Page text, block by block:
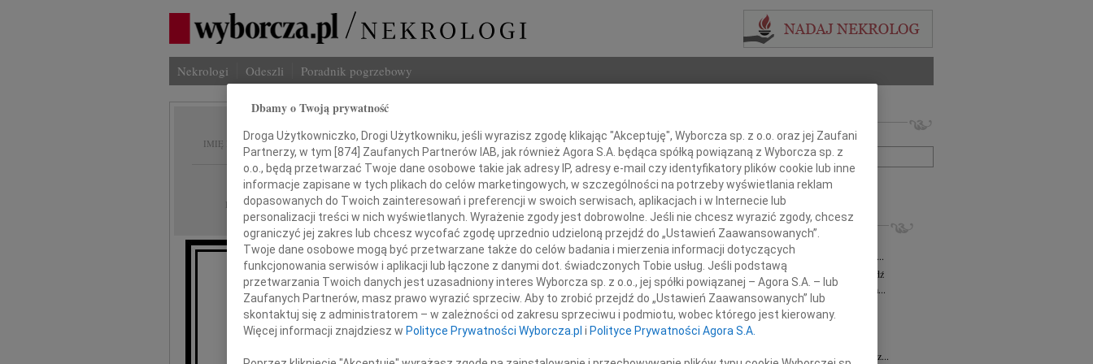
Nekrologi Odeszli Poradnik pogrzebowy
IMIĘ I NAZWISKO: Janina Szostek-Banasiak
REGION: Łódź
DATA EMISJI: 03.04.2023
Z głębokim żalem zawiadamiamy,
że 20 marca 2023 roku, odeszła od nas w wieku 93 lat
Imię i nazwisko lub numer ogłoszenia:
+ szukanie zaawansowane
INNE NEKROLOGI
Wanda Milan 03.08.2026Łódź
Z głębokim żalem zawiadamiamy, że dnia 29...
Tadeusz Maciaszek wiek: 73
Łódź
Z głębokim żalem zawiadamiamy, że 24 lipca...
Adam Gawryszczak 21.07.2026
W dniu 15 lipca 2026 roku odszedł nasz...
Jan Rek
W dniu 4 lipca2026 roku zmarł w Łodzi Nasz...
Dbamy o Twoją prywatność
Droga Użytkowniczko, Drogi Użytkowniku, jeśli wyrazisz zgodę klikając "Akceptuję", Wyborcza sp. z o.o. oraz jej Zaufani
Partnerzy, w tym [874] Zaufanych Partnerów IAB, jak również Agora S.A. będąca spółką powiązaną z Wyborcza sp. z
o.o., będą przetwarzać Twoje dane osobowe takie jak adresy IP, adresy e-mail czy identyfikatory plików cookie lub inne
informacje zapisane w tych plikach do celów marketingowych, w szczególności na potrzeby wyświetlania reklam
dopasowanych do Twoich zainteresowań i preferencji w swoich serwisach, aplikacjach i w Internecie lub
personalizacji treści w nich wyświetlanych. Wyrażenie zgody jest dobrowolne. Jeśli nie chcesz wyrazić zgody, chcesz
ograniczyć jej zakres lub chcesz wycofać zgodę uprzednio udzieloną przejdź do „Ustawień Zaawansowanych”.
Twoje dane osobowe mogą być przetwarzane także do celów badania i mierzenia informacji dotyczących
funkcjonowania serwisów i aplikacji lub łączone z danymi dot. świadczonych Tobie usług. Jeśli podstawą
przetwarzania Twoich danych jest uzasadniony interes Wyborcza sp. z o.o., jej spółki powiązanej – Agora S.A. – lub
Zaufanych Partnerów, masz prawo wyrazić sprzeciw. Aby to zrobić przejdź do „Ustawień Zaawansowanych” lub
skontaktuj się z administratorem – w zależności od zakresu sprzeciwu i podmiotu, wobec którego jest kierowany.
Więcej informacji znajdziesz w Polityce Prywatności Wyborcza.pl i Polityce Prywatności Agora S.A.